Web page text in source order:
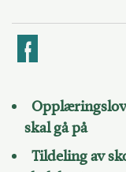
skal gå på
Tildeling av